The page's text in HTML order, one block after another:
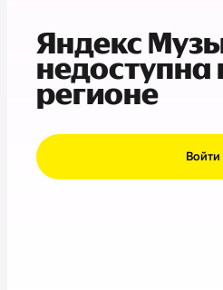
Яндекс
регионе
Войти